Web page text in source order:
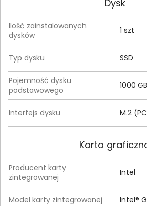
Dysk
Ilość zainstalowanych
dysków
1 szt
Typ dysku SSD
Pojemność dysku
podstawowego
1000 GB
Interfejs dysku M.2
Karta
Producent karty
zintegrowanej
Intel
Model karty zintegrowanej Intel®